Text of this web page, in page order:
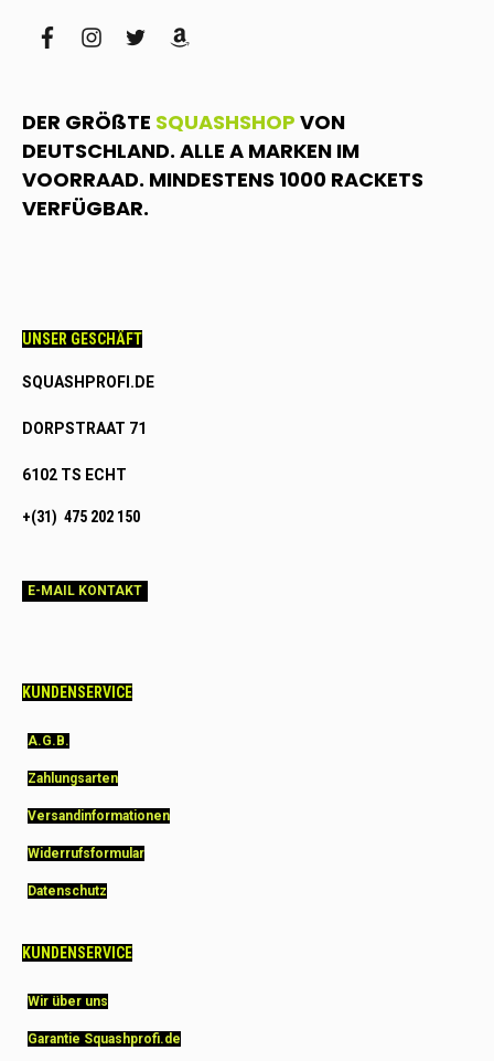
facebookinstagram
twitteramazon
DER GRÖßTE SQUASHSHOP VON
DEUTSCHLAND. ALLE A MARKEN IM
VOORRAAD. MINDESTENS 1000 RACKETS
VERFÜGBAR.
UNSER GESCHÄFT
SQUASHPROFI.DE
DORPSTRAAT 71
6102 TS ECHT
+(31) 475 202 150
E-MAIL KONTAKT
KUNDENSERVICE
A.G.B.
Zahlungsarten
Versandinformationen
Widerrufsformular
Datenschutz
KUNDENSERVICE
Wir über uns
Garantie Squashprofi.de